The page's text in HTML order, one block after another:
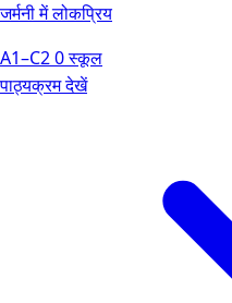
जर्मनी में लोकप्रिय
A1–C20 स्कूल
पाठ्यक्रम देखें